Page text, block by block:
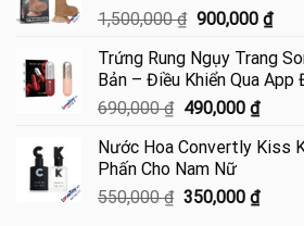
đến
1,500,000₫ Giá
là:
1,500,000 ₫.
900,000 ₫Giá
tại
là:
Trứng Rung Ngụy Trang
Bản – Điều Khiển Qua App
690,000₫ Giá
là:
690,000 ₫.
490,000 ₫Giá
tại
Nước Hoa Convertly Kiss
Phấn Cho Nam Nữ
550,000₫ Giá
350,000 ₫Giá